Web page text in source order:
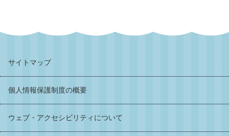
サイトマップ
個人情報保護制度の概要
ウェブ・アクセシビリティについて